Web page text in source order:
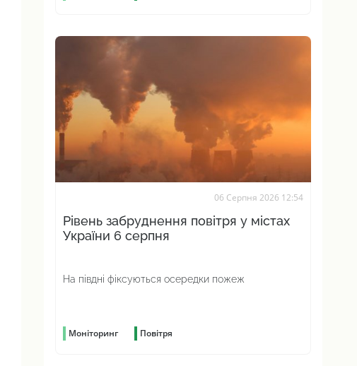
06 Серпня 2026 12:54
Рівень забруднення повітря у містах
України 6 серпня
На півдні фіксуються осередки пожеж
Моніторинг Повітря